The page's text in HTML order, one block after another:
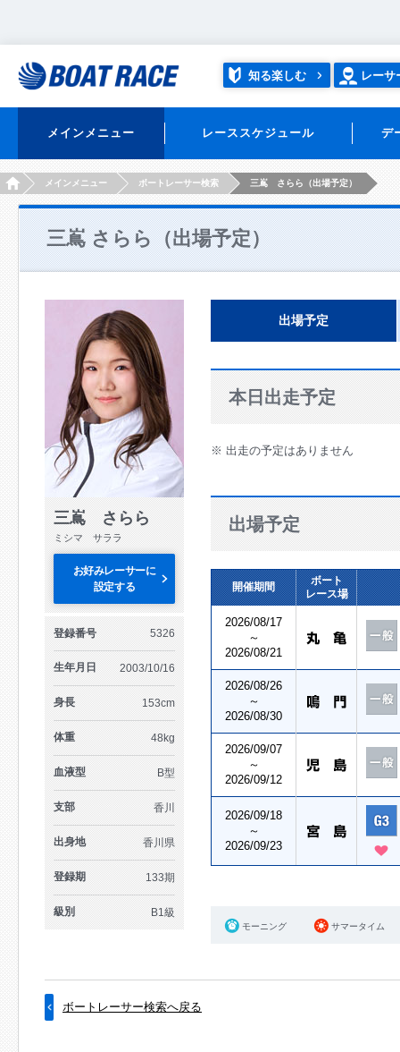
知る楽しむ レーサ
メインメニュー レーススケジュール デ
HOMEメインメニュー ボートレーサー検索 三嶌 さらら（出場予定）
三嶌 さらら（出場予定）
三嶌 さらら
ミシマ サララ
お好みレーサーに
設定する
登録番号 5326
生年月日 2003/10/16
身長 153cm
体重 48kg
血液型 B型
支部 香川
出身地 香川県
登録期 133期
級別 B1級
出場予定
本日出走予定
※ 出走の予定はありません
出場予定
開催期間
ボート
レース場
2026/08/17
～
2026/08/21
2026/08/26
～
2026/08/30
2026/09/07
～
2026/09/12
2026/09/18
～
2026/09/23
モーニング サマータイム
ボートレーサー検索へ戻る